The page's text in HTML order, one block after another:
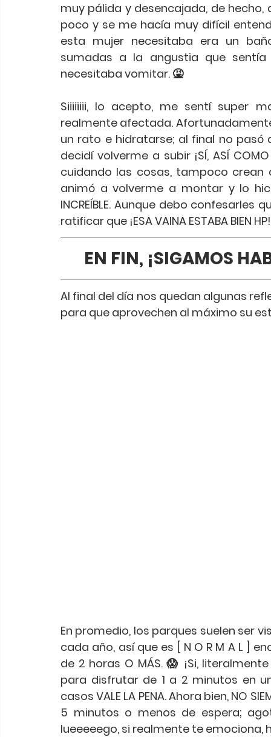
muy pálida y desencajada, de
poco y se me hacía muy difícil
esta mujer necesitaba era un
sumadas a la angustia que
necesitaba vomitar. 🤮
Siiiiiiii, lo acepto, me sentí super
realmente afectada.
un rato e hidratarse; al final no
decidí volverme a subir ¡SÍ, ASÍ
cuidando las cosas, tampoco crean
animó a volverme a montar y lo
INCREÍBLE. Aunque debo
ratificar que ¡ESA VAINA ESTABA BIEN
EN FIN, ¡SIGAMOS
Al final del día nos quedan algunas
para que aprovechen al máximo su
En promedio, los parques suelen ser
cada año, así que es [ N O R M A L ]
de 2 horas O MÁS. 😱 ¡Si,
para disfrutar de 1 a 2 minutos en
casos VALE LA PENA. Ahora bien, NO
5 minutos o menos de espera;
lueeeeego, si realmente te emociona,